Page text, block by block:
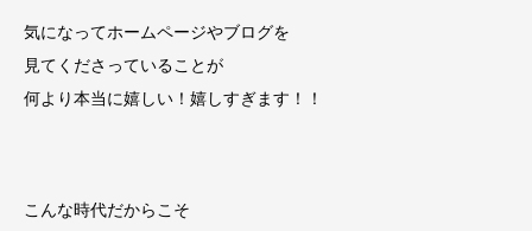
気になってホームページやブログを
見てくださっていることが
何より本当に嬉しい！嬉しすぎます！！
こんな時代だからこそ